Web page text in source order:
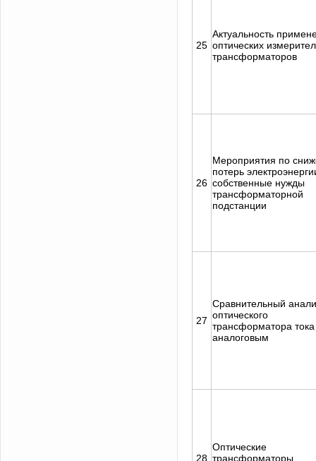
25
Актуальность
оптических
трансформаторов
26
Мероприятия по
потерь
собственные нужды
трансформаторной
подстанции
27
Сравнительный
оптического
трансформатора тока
аналоговым
28
Оптические
трансформаторы